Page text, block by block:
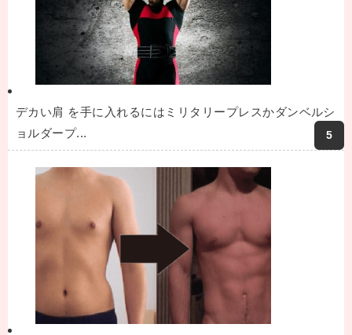
デカい肩 を手に入れるにはミリタリープレスかダンベルシ
ョルダープ...